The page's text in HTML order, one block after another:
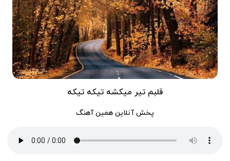
قلبم تیر میکشه تیکه تیکه
پخش آنلاین همین آهنگ